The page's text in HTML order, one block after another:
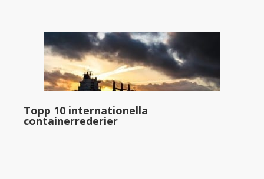
Topp 10 internationella
containerrederier